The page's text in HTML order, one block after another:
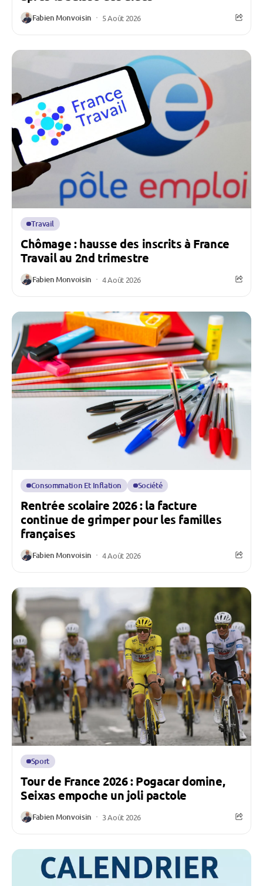
Fabien Monvoisin 5 Août 2026
Travail
Chômage : hausse des inscrits à France
Travail au 2nd trimestre
Fabien Monvoisin 4 Août 2026
Consommation Et Inflation Société
Rentrée scolaire 2026 : la facture
continue de grimper pour les familles
françaises
Fabien Monvoisin 4 Août 2026
Sport
Tour de France 2026 : Pogacar domine,
Seixas empoche un joli pactole
Fabien Monvoisin 3 Août 2026